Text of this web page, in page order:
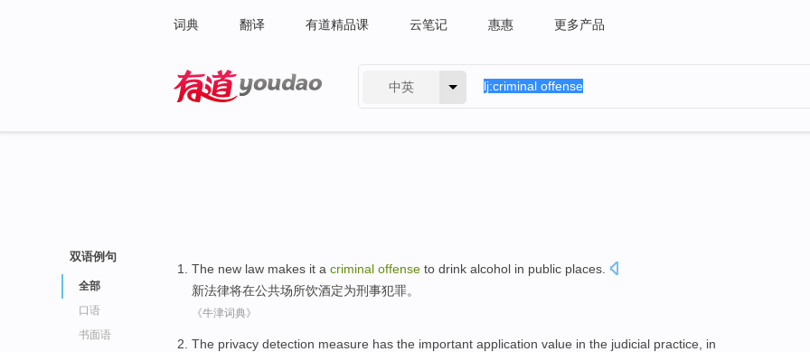
词典 翻译 有道精品课 云笔记 惠惠 更多产品
中英
双语例句
全部
口语
书面语
The new law makes it a criminal offense to drink alcohol in public places
新法律将在公共场所饮酒定为刑事犯罪。
《牛津词典》
The privacy detection measure has the important application value in the judicial practice
in